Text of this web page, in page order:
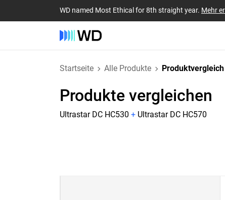
WD named Most Ethical for 8th straight year. Mehr
Startseite Alle Produkte Produktvergleich
Produkte vergleichen
Ultrastar DC HC530 + Ultrastar DC HC570